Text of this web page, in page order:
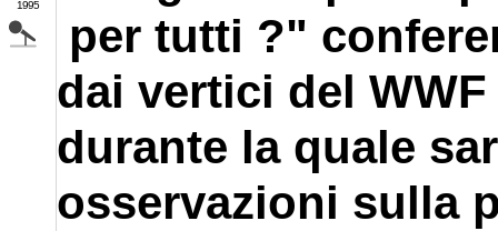
1995
per tutti ?"
dai vertici del
durante la quale
osservazioni sulla